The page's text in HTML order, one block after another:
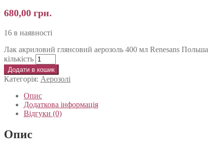
680,00 грн.
16 в наявності
Лак акриловий глянсовий аерозоль 400 мл Renesans Польша
кількість
Додати в кошик
Категорія: Аерозолі
Опис
Додаткова інформація
Відгуки (0)
Опис